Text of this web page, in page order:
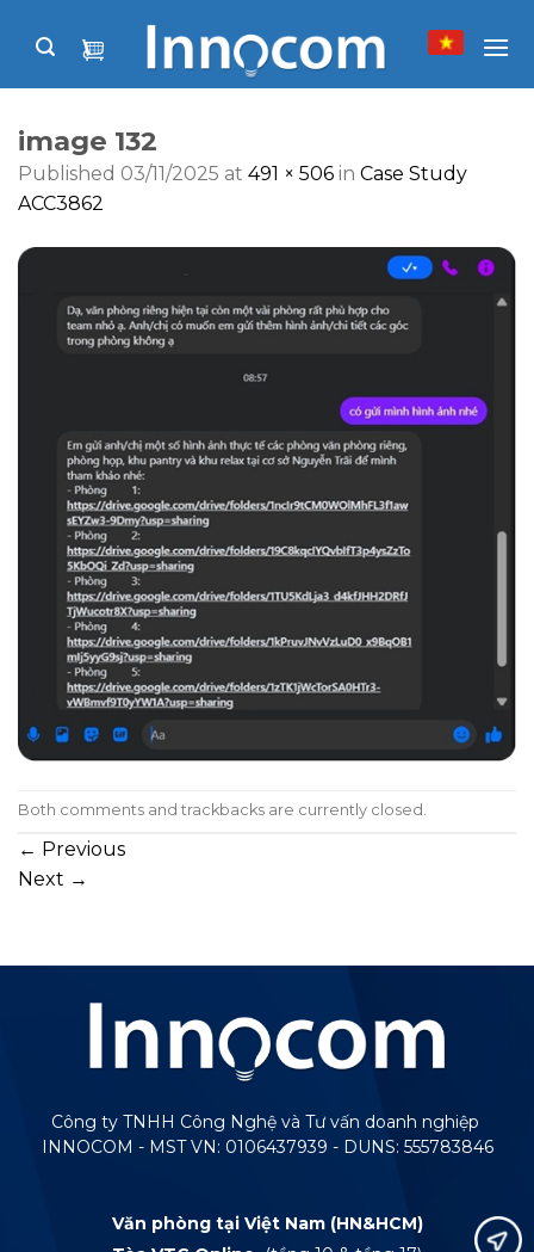
image 132
Published 03/11/2025 at 491 × 506 in Case Study
ACC3862
Both comments and trackbacks are currently closed.
← Previous
Next →
Công ty TNHH Công Nghệ và Tư vấn doanh nghiệp
INNOCOM - MST VN: 0106437939 - DUNS: 555783846
Văn phòng tại Việt Nam (HN&HCM)